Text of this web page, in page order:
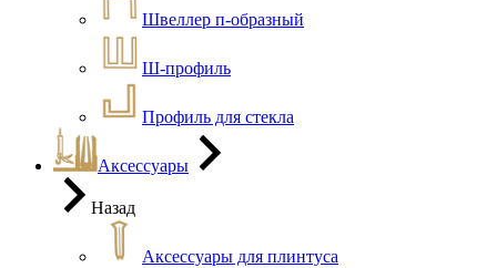
Швеллер п-образный
Ш-профиль
Профиль для стекла
Аксессуары
Назад
Аксессуары для плинтуса